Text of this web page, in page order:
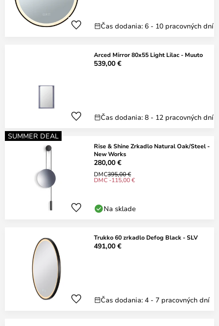
Čas dodania: 6 - 10 pracovných dní
Arced Mirror 80x55 Light Lilac - Muuto
539,00 €
Čas dodania: 8 - 12 pracovných dní
SUMMER DEAL
Rise & Shine Zrkadlo Natural Oak/Steel -
New Works
280,00 €
DMC395,00 €
DMC -115,00 €
Na sklade
Trukko 60 zrkadlo Defog Black - SLV
491,00 €
Čas dodania: 4 - 7 pracovných dní